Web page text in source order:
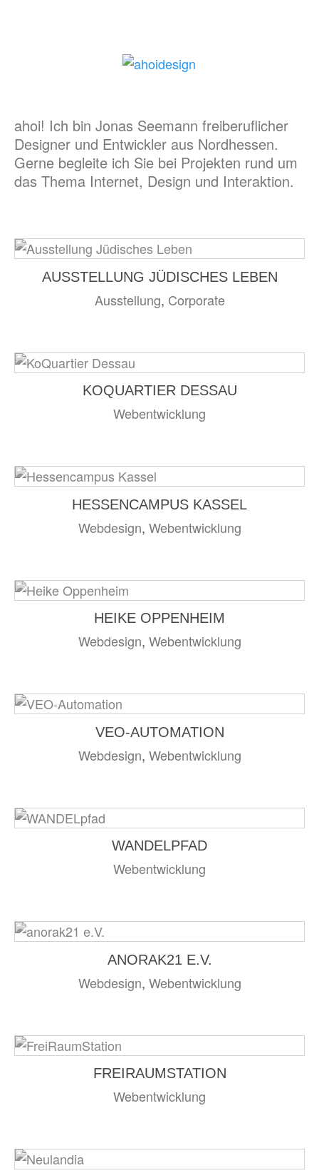
ahoi! Ich bin Jonas Seemann freiberuflicher
Designer und Entwickler aus Nordhessen.
Gerne begleite ich Sie bei Projekten rund um
das Thema Internet, Design und Interaktion.
AUSSTELLUNG JÜDISCHES LEBEN
Ausstellung, Corporate
KOQUARTIER DESSAU
Webentwicklung
HESSENCAMPUS KASSEL
Webdesign, Webentwicklung
HEIKE OPPENHEIM
Webdesign, Webentwicklung
VEO-AUTOMATION
Webdesign, Webentwicklung
WANDELPFAD
Webentwicklung
ANORAK21 E.V.
Webdesign, Webentwicklung
FREIRAUMSTATION
Webentwicklung